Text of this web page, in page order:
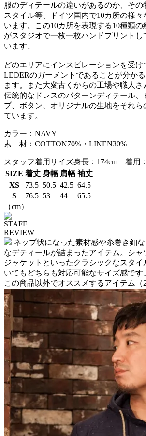
服のディテールの違いがあるのか、その
スタイル等、ドイツ国内で10カ所の様々
います。この10カ所を表現する10種類
がスタジオで一枚一枚ハンドプリントし
います。
どのエリアにインスピレーションを受
LEDERのガーメントであることが分か
ます。また大変古くからの工場や職人
伝統的なドレスのパターンディテール、
プ、ボタン、オリジナルの生地をそれら
ています。
カラー：NAVY
素 材：COTTON70%・LINEN30%
スタッフ着用サイズ身長：174cm 着用
SIZE 着丈 身幅 肩幅 袖丈
XS
73.5 50.5 42.5 64.5
S
76.5 53 44
65.5
（cm）
STAFF
REVIEW
ネップ状になった素材感や糸巻き釦
なデティールが詰まったアイテム。シ
ジャケットといったクラシックなスタ
いてもどちらも対応可能なサイズ感です
この商品以外でオススメするアイテム